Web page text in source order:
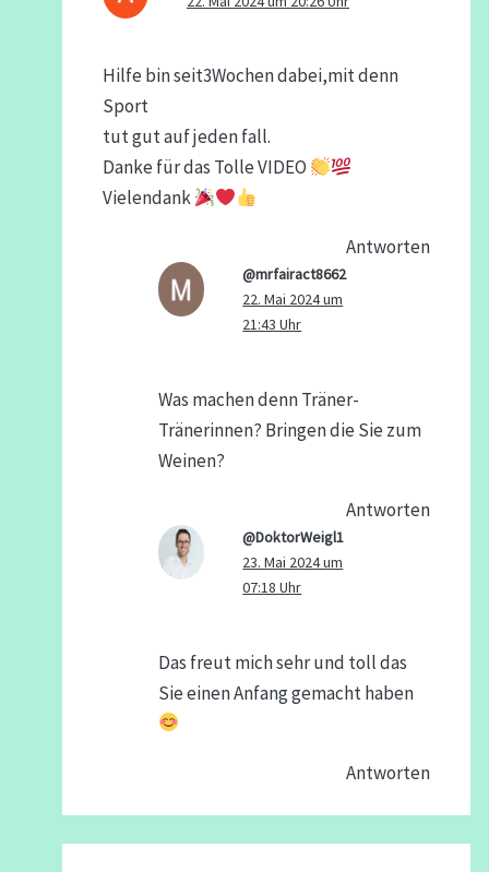
Hilfe bin seit3Wochen dabei,mit denn
Sport
tut gut auf jeden fall.
Danke für das Tolle VIDEO
Vielendank
Antworten
@mrfairact8662
22. Mai 2024 um
21:43 Uhr
Was machen denn Träner-
Tränerinnen? Bringen die Sie zum
Weinen?
Antworten
@DoktorWeigl1
23. Mai 2024 um
07:18 Uhr
Das freut mich sehr und toll das
Sie einen Anfang gemacht haben
Antworten